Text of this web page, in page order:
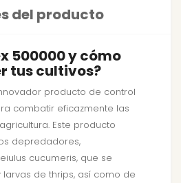
del producto
500000 y cómo
tus cultivos?
producto de control
combatir eficazmente las
Este producto
depredadores,
cucumeris, que se
de thrips, así como de